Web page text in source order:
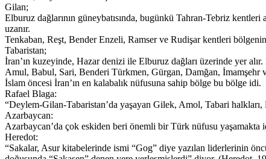
Gilan;
Elburuz dağlarının güneybatısında, bugünkü Tahran-Tebriz kentleri
uzanır.
Tenkaban, Reşt, Bender Enzeli, Ramser ve Rudişar kentleri
Tabaristan;
İran’ın kuzeyinde, Hazar denizi ile Elburuz dağları üzerinde yer
Amul, Babul, Sari, Benderi Türkmen, Gürgan, Damğan, İmamşehr
İslam öncesi İran’ın en kalabalık nüfusuna sahip bölge bu bölge idi.
Rafael Blaga:
“Deylem-Gilan-Tabaristan’da yaşayan Gilek, Amol, Tabari
Azarbaycan:
Azarbaycan’da çok eskiden beri önemli bir Türk nüfusu yaşamakta
Heredot:
“Sakalar, Asur kitabelerinde ismi “Gog” diye yazılan liderlerinin